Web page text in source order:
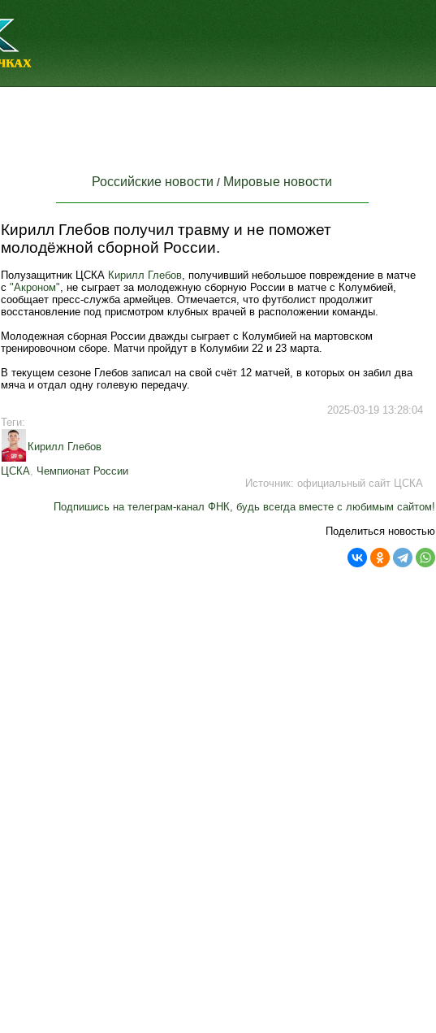
Российские новости / Мировые новости
Кирилл Глебов получил травму и не поможет
молодёжной сборной России.
Полузащитник ЦСКА Кирилл Глебов, получивший небольшое повреждение в матче
с "Акроном", не сыграет за молодежную сборную России в матче с Колумбией,
сообщает пресс-служба армейцев. Отмечается, что футболист продолжит
восстановление под присмотром клубных врачей в расположении команды.
Молодежная сборная России дважды сыграет с Колумбией на мартовском
тренировочном сборе. Матчи пройдут в Колумбии 22 и 23 марта.
В текущем сезоне Глебов записал на свой счёт 12 матчей, в которых он забил два
мяча и отдал одну голевую передачу.
2025-03-19 13:28:04
Теги:
Кирилл Глебов
ЦСКА, Чемпионат России
Источник: официальный сайт ЦСКА
Подпишись на телеграм-канал ФНК, будь всегда вместе с любимым сайтом!
Поделиться новостью